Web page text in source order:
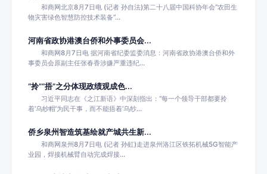
和商网北京8月7日电 (记者 孙自法)第二十八届中国科协年会“农田生
物灾害绿色智慧防控技术装备”...
河南省政协港澳台侨和外事委员会...
和商网8月7日电 据河南省纪委监委消息：河南省政协港澳台侨和外
事委员会原副主任张春香涉嫌严重违纪...
“拎”“捂”之分体现政绩观成色...
习近平同志在《之江新语》中深刻指出：“每一个领导干部都要拎
着‘乌纱帽’为民干事，而不能捂着‘乌纱...
侨乡泉州智造筑基绘就产城共生新...
和商网泉州8月7日电 (记者 孙虹)走进泉州洛江区铁拓机械5G智能产
业园，焊接机械臂自动完成焊接...